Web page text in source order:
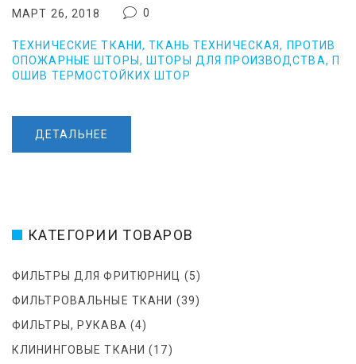
МАРТ 26, 2018 0
ТЕХНИЧЕСКИЕ ТКАНИ,ТКАНЬ ТЕХНИЧЕСКАЯ, ПРОТИВ
ОПОЖАРНЫЕ ШТОРЫ , ШТОРЫ ДЛЯ ПРОИЗВОДСТВА, П
ОШИВ ТЕРМОСТОЙКИХ ШТОР
ДЕТАЛЬНЕЕ
КАТЕГОРИИ ТОВАРОВ
ФИЛЬТРЫ ДЛЯ ФРИТЮРНИЦ (5)
ФИЛЬТРОВАЛЬНЫЕ ТКАНИ (39)
ФИЛЬТРЫ, РУКАВА (4)
КЛИНИНГОВЫЕ ТКАНИ (17)